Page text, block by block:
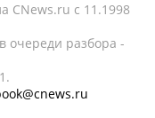
CNews.ru c 11.1998
очереди разбора -